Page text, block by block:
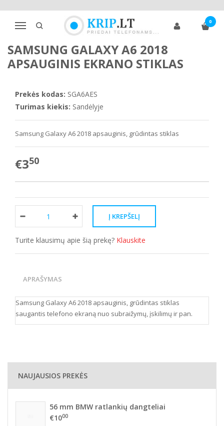
Navigacija
0
Pagrindinis Telefono ekrano apsaugos Samsung
A klasė
Samsung Galaxy A6 2018 apsauginis ekrano stiklas
SAMSUNG GALAXY A6 2018
APSAUGINIS EKRANO STIKLAS
Prekės kodas: SGA6AES
Turimas kiekis: Sandėlyje
Samsung Galaxy A6 2018 apsauginis, grūdintas stiklas
€350
Turite klausimų apie šią prekę? Klauskite
APRAŠYMAS
Samsung Galaxy A6 2018 apsauginis, grūdintas stiklas
saugantis telefono ekraną nuo subraižymų, įskilimų ir pan.
NAUJAUSIOS PREKĖS
56 mm BMW ratlankių dangteliai
€1000